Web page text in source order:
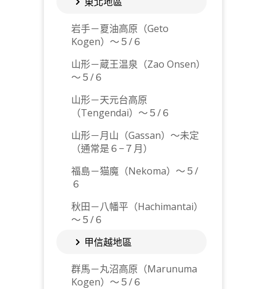
岩手－夏油高原（Geto
Kogen）～５/６
山形－蔵王温泉（Zao Onsen）
～５/６
山形－天元台高原
（Tengendai）～５/６
山形－月山（Gassan）～未定
（通常是６−７月）
福島－猫魔（Nekoma）～５/
６
秋田－八幡平（Hachimantai）
～５/６
甲信越地區
群馬－丸沼高原（Marunuma
Kogen）～５/６